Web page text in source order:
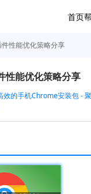
首页
性能优化策略分享
性能优化策略分享
效的手机Chrome安装包 -